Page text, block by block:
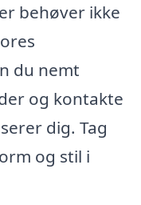
behøver ikke
du nemt
og kontakte
dig. Tag
og stil i